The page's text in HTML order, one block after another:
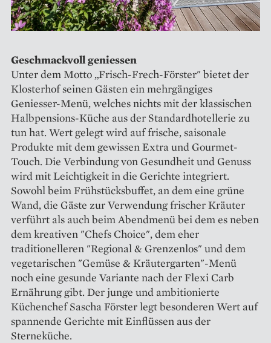
Geschmackvoll geniessen
Unter dem Motto „Frisch-Frech-Förster" bietet der
Klosterhof seinen Gästen ein mehrgängiges
Geniesser-Menü, welches nichts mit der klassischen
Halbpensions-Küche aus der Standardhotellerie zu
tun hat. Wert gelegt wird auf frische, saisonale
Produkte mit dem gewissen Extra und Gourmet-
Touch. Die Verbindung von Gesundheit und Genuss
wird mit Leichtigkeit in die Gerichte integriert.
Sowohl beim Frühstücksbuffet, an dem eine grüne
Wand, die Gäste zur Verwendung frischer Kräuter
verführt als auch beim Abendmenü bei dem es neben
dem kreativen "Chefs Choice", dem eher
traditionelleren "Regional & Grenzenlos" und dem
vegetarischen "Gemüse & Kräutergarten"-Menü
noch eine gesunde Variante nach der Flexi Carb
Ernährung gibt. Der junge und ambitionierte
Küchenchef Sascha Förster legt besonderen Wert auf
spannende Gerichte mit Einflüssen aus der
Sterneküche.